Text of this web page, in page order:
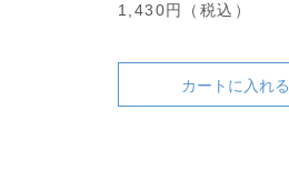
1,430円（税込）
カートに入れる